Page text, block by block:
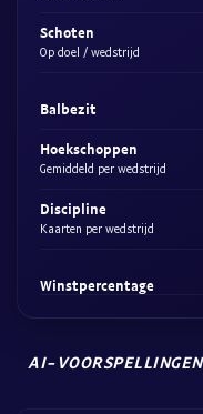
Schoten
Op doel / wedstrijd
Balbezit
Hoekschoppen
Gemiddeld per wedstrijd
Discipline
Kaarten per wedstrijd
Winstpercentage
AI-VOORSPELLINGEN